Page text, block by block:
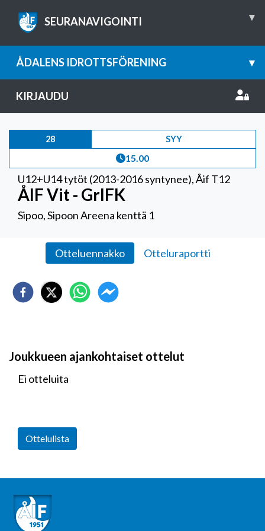
SEURANAVIGOINTI ▾
ÅDALENS IDROTTSFÖRENING ▾
KIRJAUDU
28 SYY
15.00
U12+U14 tytöt (2013-2016 syntynee),Åif T12
ÅIF Vit - GrIFK
Sipoo, Sipoon Areena kenttä 1
Otteluennakko Otteluraportti
Joukkueen ajankohtaiset ottelut
Ei otteluita
Ottelulista